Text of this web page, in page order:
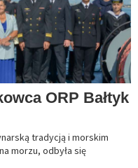
ORP Bałtyk
tradycją i morskim
morzu, odbyła się